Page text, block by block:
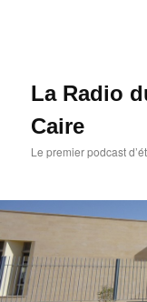
La Radio
Caire
Le premier podcast